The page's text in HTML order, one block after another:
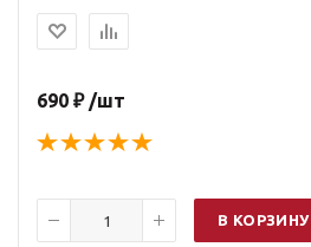
690 ₽ /шт
В КОРЗИНУ